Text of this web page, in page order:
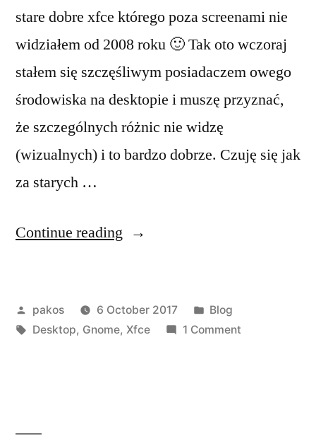
stare dobre xfce którego poza screenami nie
widziałem od 2008 roku 🙂 Tak oto wczoraj
stałem się szczęśliwym posiadaczem owego
środowiska na desktopie i muszę przyznać,
że szczególnych różnic nie widzę
(wizualnych) i to bardzo dobrze. Czuję się jak
za starych …
Continue reading “Powrót
Posted
by
pakos 6 October 2017
Posted
in
Blog
Tags:
Desktop, Gnome, Xfce 1 Commenton